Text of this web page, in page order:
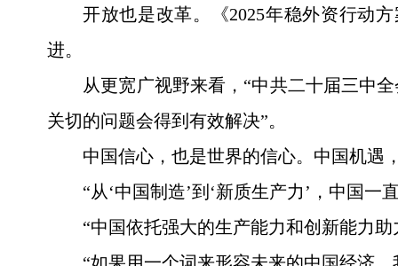
开放也是改革。《2025年稳外资行动
进。
从更宽广视野来看，“中共二十届三中
关切的问题会得到有效解决”。
中国信心，也是世界的信心。中国机遇
“从‘中国制造’到‘新质生产力’，中国
“中国依托强大的生产能力和创新能力